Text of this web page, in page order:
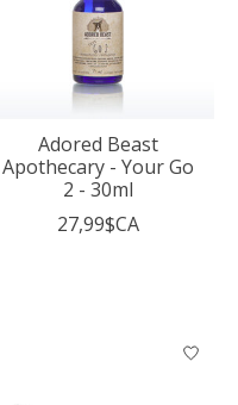
Adored Beast
Apothecary - Your Go
2 - 30ml
27,99$CA